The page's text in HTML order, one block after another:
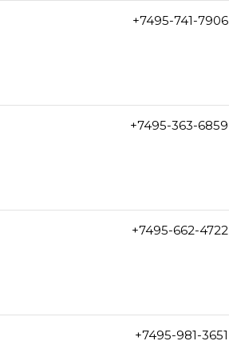
+7495-741-7906
+7495-363-6859
+7495-662-4722
+7495-981-3651